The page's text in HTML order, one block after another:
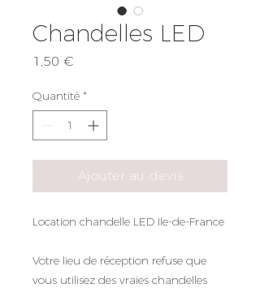
Chandelles LED
1,50 €
Quantité *
Ajouter au devis
Location chandelle LED Ile-de-France
Votre lieu de réception refuse que
vous utilisez des vraies chandelles